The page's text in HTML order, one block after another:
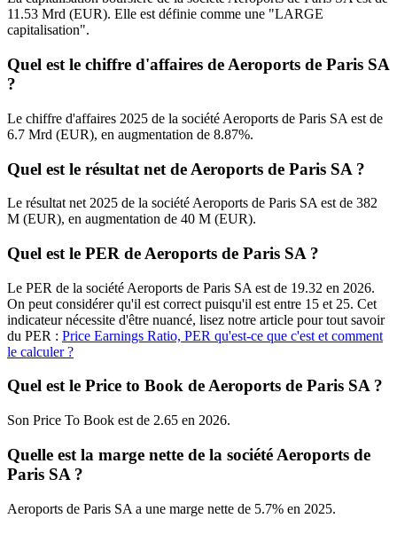
11.53 Mrd (EUR). Elle est définie comme une "LARGE
capitalisation".
Quel est le chiffre d'affaires de Aeroports de Paris SA
?
Le chiffre d'affaires 2025 de la société Aeroports de Paris SA est de
6.7 Mrd (EUR), en augmentation de 8.87%.
Quel est le résultat net de Aeroports de Paris SA ?
Le résultat net 2025 de la société Aeroports de Paris SA est de 382
M (EUR), en augmentation de 40 M (EUR).
Quel est le PER de Aeroports de Paris SA ?
Le PER de la société Aeroports de Paris SA est de 19.32 en 2026.
On peut considérer qu'il est correct puisqu'il est entre 15 et 25. Cet
indicateur nécessite d'être nuancé, lisez notre article pour tout savoir
du PER : Price Earnings Ratio, PER qu'est-ce que c'est et comment
le calculer ?
Quel est le Price to Book de Aeroports de Paris SA ?
Son Price To Book est de 2.65 en 2026.
Quelle est la marge nette de la société Aeroports de
Paris SA ?
Aeroports de Paris SA a une marge nette de 5.7% en 2025.